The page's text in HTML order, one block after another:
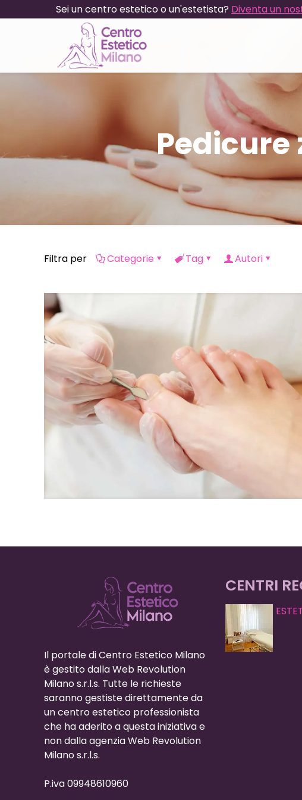
Sei un centro estetico o un'estetista? Diventa un
Pedicure
Filtra per Categorie Tag Autori
Il portale di Centro Estetico Milano
è gestito dalla Web Revolution
Milano s.r.l.s. Tutte le richieste
saranno gestiste direttamente da
un centro estetico professionista
che ha aderito a questa iniziativa e
non dalla agenzia Web Revolution
Milano s.r.l.s.
P.iva 09948610960
CENTRI